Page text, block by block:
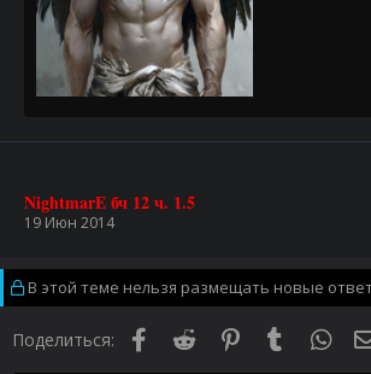
NightmarE бч 12 ч. 1.5
19 Июн 2014
В этой теме нельзя размещать новые
Поделиться: Facebook
Reddit PinterestTumblr